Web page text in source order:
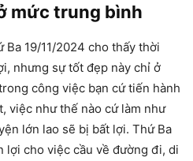
mức trung bình
19/11/2024 cho thấy thời
nhưng sự tốt đẹp này chỉ ở
công việc bạn cứ tiến hành
việc như thế nào cứ làm như
lớn lao sẽ bị bất lợi. Thứ Ba
lợi cho việc cầu về đường đi, di